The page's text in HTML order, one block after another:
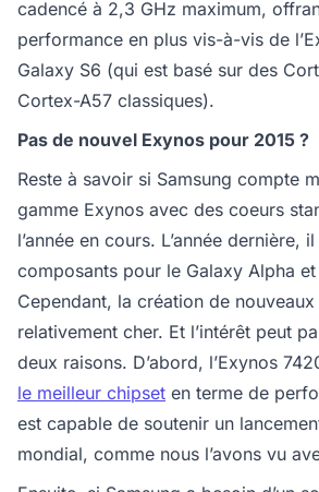
cadencé à 2,3 GHz maximum,
performance en plus vis-à-vis de
Galaxy S6 (qui est basé sur des
Cortex-A57 classiques).
Pas de nouvel Exynos pour 2015 ?
Reste à savoir si Samsung compte
gamme Exynos avec des coeurs
l’année en cours. L’année dernière,
composants pour le Galaxy Alpha
Cependant, la création de
relativement cher. Et l’intérêt peut
deux raisons. D’abord, l’Exynos
le meilleur chipset en terme de
est capable de soutenir un
mondial, comme nous l’avons vu